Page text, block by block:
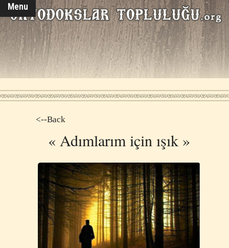
Menu
<--Back
« Adımlarım için ışık »